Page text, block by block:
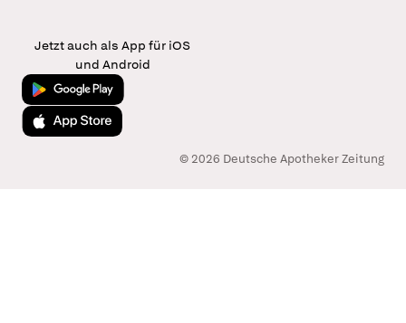
Jetzt auch als App für iOS
und Android
Jetzt bei Google Play
Laden im App Store
© 2026 Deutsche Apotheker Zeitung